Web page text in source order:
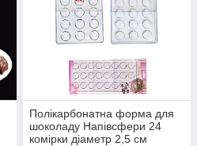
Полікарбонатна форма для
шоколаду Напівсфери 24
комірки діаметр 2,5 см